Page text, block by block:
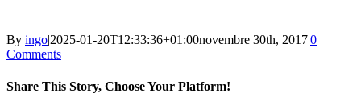
By ingo|2025-01-20T12:33:36+01:00novembre 30th, 2017|0
Comments
Share This Story, Choose Your Platform!